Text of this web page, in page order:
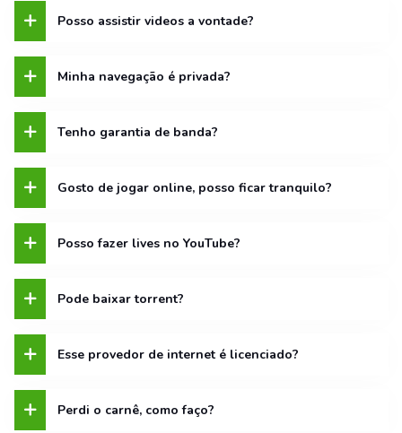
Posso assistir videos a vontade?
Minha navegação é privada?
Tenho garantia de banda?
Gosto de jogar online, posso ficar tranquilo?
Posso fazer lives no YouTube?
Pode baixar torrent?
Esse provedor de internet é licenciado?
Perdi o carnê, como faço?